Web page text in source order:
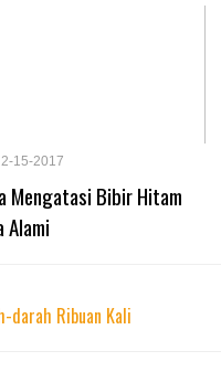
2-15-2017
Mengatasi Bibir Hitam
Alami
darah Ribuan Kali